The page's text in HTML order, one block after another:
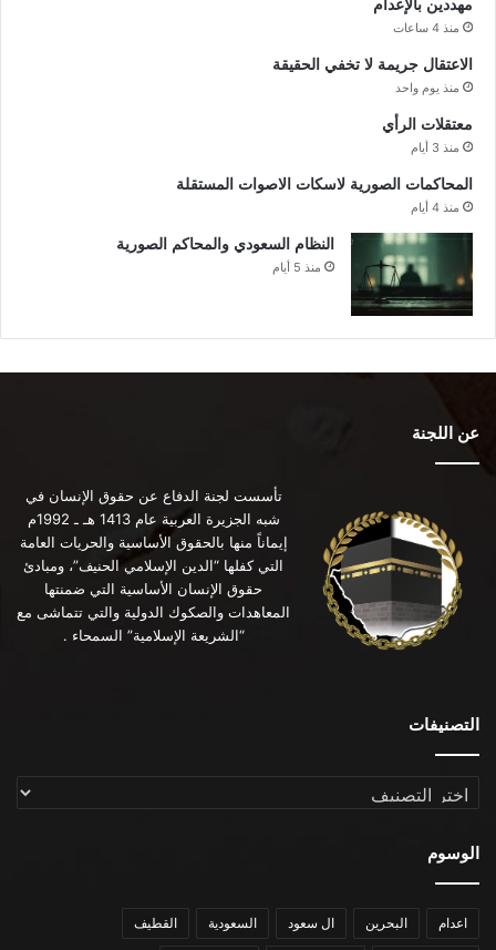
مهددين بالإعدام
منذ 4 ساعات
الاعتقال جريمة لا تخفي الحقيقة
منذ يوم واحد
معتقلات الرأي
منذ 3 أيام
المحاكمات الصورية لاسكات الاصوات المستقلة
منذ 4 أيام
النظام السعودي والمحاكم الصورية
منذ 5 أيام
عن اللجنة
تأسست لجنة الدفاع عن حقوق الإنسان في
شبه الجزيرة العربية عام 1413 هـ ـ 1992م
إيماناً منها بالحقوق الأساسية والحريات العامة
التي كفلها “الدين الإسلامي الحنيف”، ومبادئ
حقوق الإنسان الأساسية التي ضمنتها
المعاهدات والصكوك الدولية والتي تتماشى مع
“الشريعة الإسلامية” السمحاء .
التصنيفات
التصنيفات
الوسوم
اعدام البحرين ال سعود السعودية القطيف